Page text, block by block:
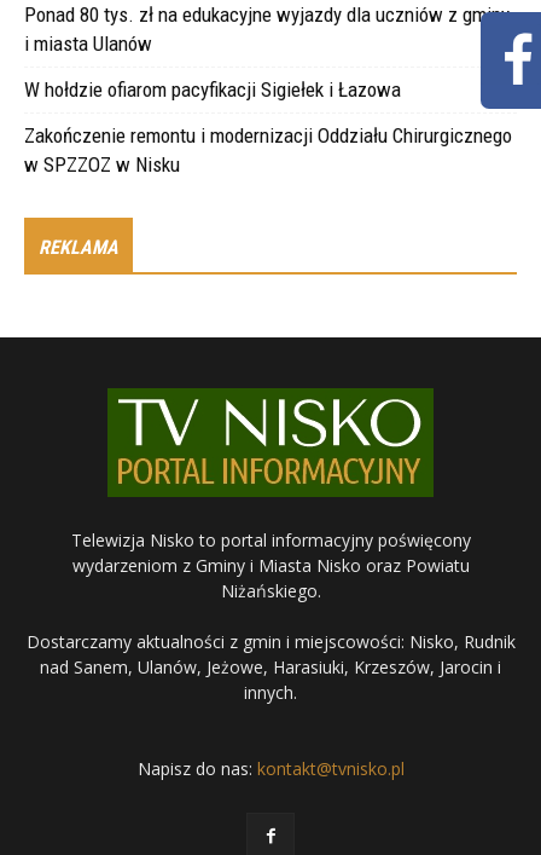
Ponad 80 tys. zł na edukacyjne wyjazdy dla uczniów z gminy
i miasta Ulanów
W hołdzie ofiarom pacyfikacji Sigiełek i Łazowa
Zakończenie remontu i modernizacji Oddziału Chirurgicznego
w SPZZOZ w Nisku
REKLAMA
Telewizja Nisko to portal informacyjny poświęcony
wydarzeniom z Gminy i Miasta Nisko oraz Powiatu
Niżańskiego.
Dostarczamy aktualności z gmin i miejscowości: Nisko, Rudnik
nad Sanem, Ulanów, Jeżowe, Harasiuki, Krzeszów, Jarocin i
innych.
Napisz do nas: kontakt@tvnisko.pl